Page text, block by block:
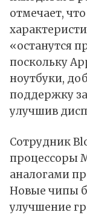
отмечает,
«останутся
поскольку
ноутбуки,
поддержку
улучшив
Сотрудник
процессоры
аналогами
Новые чипы
улучшение